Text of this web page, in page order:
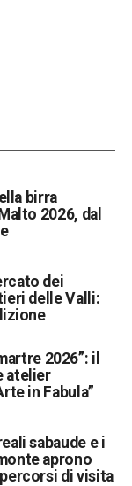
birra
2026, dal
dei
delle Valli:
2026”: il
atelier
in Fabula”
sabaude e i
aprono
di visita